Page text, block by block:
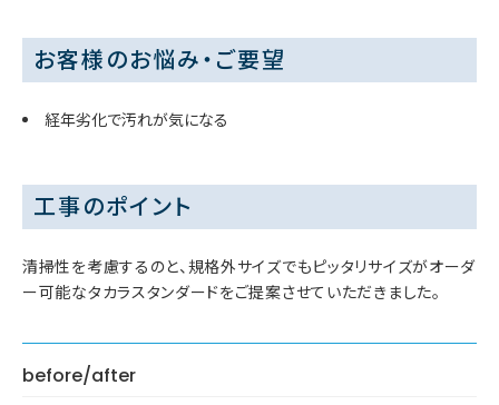
お客様のお悩み・ご要望
経年劣化で汚れが気になる
工事のポイント
清掃性を考慮するのと、規格外サイズでもピッタリサイズがオーダ
ー可能なタカラスタンダードをご提案させていただきました。
before/after